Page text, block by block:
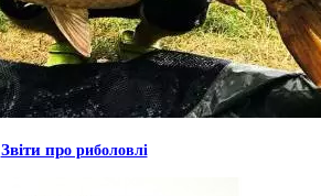
Звiти про риболовлi